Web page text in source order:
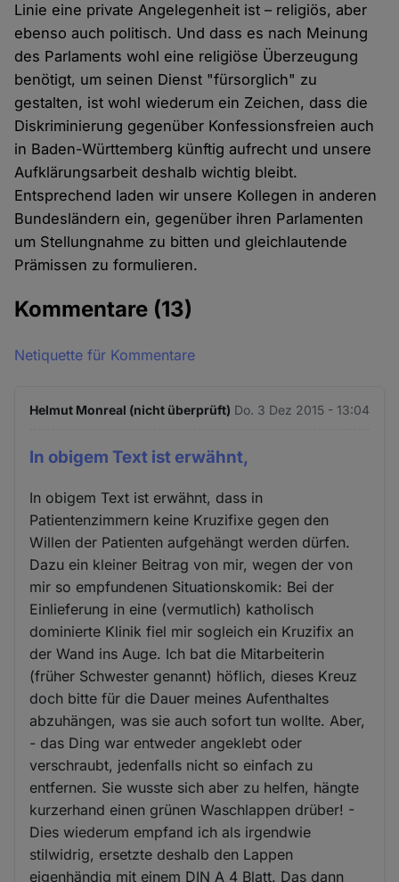
Linie eine private Angelegenheit ist – religiös, aber
ebenso auch politisch. Und dass es nach Meinung
des Parlaments wohl eine religiöse Überzeugung
benötigt, um seinen Dienst "fürsorglich" zu
gestalten, ist wohl wiederum ein Zeichen, dass die
Diskriminierung gegenüber Konfessionsfreien auch
in Baden-Württemberg künftig aufrecht und unsere
Aufklärungsarbeit deshalb wichtig bleibt.
Entsprechend laden wir unsere Kollegen in anderen
Bundesländern ein, gegenüber ihren Parlamenten
um Stellungnahme zu bitten und gleichlautende
Prämissen zu formulieren.
Kommentare (13)
Netiquette für Kommentare
Helmut Monreal (nicht überprüft) Do. 3 Dez 2015 - 13:04
In obigem Text ist erwähnt,
In obigem Text ist erwähnt, dass in
Patientenzimmern keine Kruzifixe gegen den
Willen der Patienten aufgehängt werden dürfen.
Dazu ein kleiner Beitrag von mir, wegen der von
mir so empfundenen Situationskomik: Bei der
Einlieferung in eine (vermutlich) katholisch
dominierte Klinik fiel mir sogleich ein Kruzifix an
der Wand ins Auge. Ich bat die Mitarbeiterin
(früher Schwester genannt) höflich, dieses Kreuz
doch bitte für die Dauer meines Aufenthaltes
abzuhängen, was sie auch sofort tun wollte. Aber,
- das Ding war entweder angeklebt oder
verschraubt, jedenfalls nicht so einfach zu
entfernen. Sie wusste sich aber zu helfen, hängte
kurzerhand einen grünen Waschlappen drüber! -
Dies wiederum empfand ich als irgendwie
stilwidrig, ersetzte deshalb den Lappen
eigenhändig mit einem DIN A 4 Blatt. Das dann